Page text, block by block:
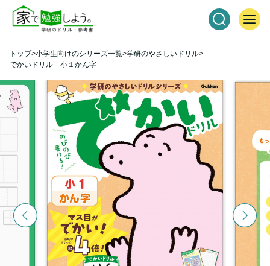
トップ 小学生向けのシリーズ一覧 学研のやさしいドリル
でかいドリル 小１かん字